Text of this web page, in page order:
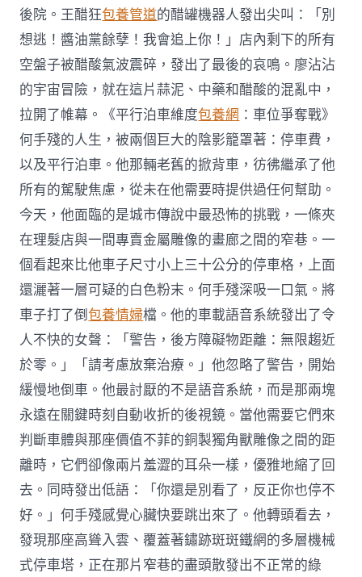
後院。王醋狂包養管道的醋罐機器人發出尖叫：「別
想逃！醬油黨餘孽！我會追上你！」店內剩下的所有
空盤子被醋酸氣波震碎，發出了最後的哀鳴。廖沾沾
的宇宙冒險，就在這片蒜泥、中藥和醋酸的混亂中，
拉開了帷幕。《平行泊車維度包養網 ：車位爭奪戰》
何手殘的人生，被兩個巨大的陰影籠罩著：停車費，
以及平行泊車。他那輛老舊的掀背車，彷彿繼承了他
所有的駕駛焦慮，從未在他需要時提供過任何幫助。
今天，他面臨的是城市傳說中最恐怖的挑戰，一條夾
在理髮店與一間專賣金屬雕像的畫廊之間的窄巷。一
個看起來比他車子尺寸小上三十公分的停車格，上面
還灑著一層可疑的白色粉末。何手殘深吸一口氣。將
車子打了倒包養情婦檔。他的車載語音系統發出了令
人不快的女聲：「警告，後方障礙物距離：無限趨近
於零。」「請考慮放棄治療。」他忽略了警告，開始
緩慢地倒車。他最討厭的不是語音系統，而是那兩塊
永遠在關鍵時刻自動收折的後視鏡。當他需要它們來
判斷車體與那座價值不菲的銅製獨角獸雕像之間的距
離時，它們卻像兩片羞澀的耳朵一樣，優雅地縮了回
去。同時發出低語：「你還是別看了，反正你也停不
好。」何手殘感覺心臟快要跳出來了。他轉頭看去，
發現那座高聳入雲、覆蓋著鏽跡斑斑鐵網的多層機械
式停車塔，正在那片窄巷的盡頭散發出不正常的綠